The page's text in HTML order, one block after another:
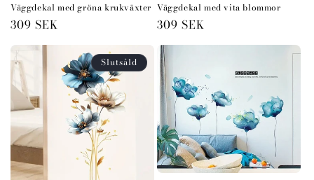
Väggdekal med gröna krukväxter
Ordinarie
pris
309 SEK
Väggdekal med vita blommor
Ordinarie
pris
309 SEK
Slutsåld